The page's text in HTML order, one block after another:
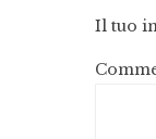
Il tuo